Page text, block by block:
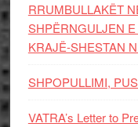
RRUMBULLAKËT
SHPËRNGULJEN
KRAJË-SHESTAN
SHPOPULLIMI,
VATRA’s Letter to